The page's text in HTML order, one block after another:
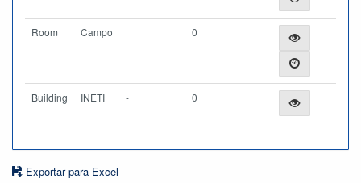
Room Campo 0
Building INETI - 0
Exportar para Excel